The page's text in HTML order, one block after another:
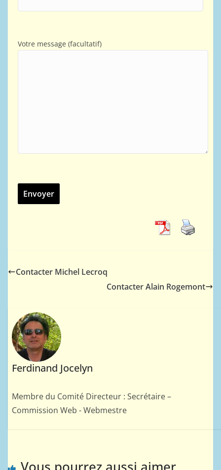
Votre message (facultatif)
Contacter Michel Lecroq
Contacter Alain Rogemont
Ferdinand Jocelyn
Membre du Comité Directeur : Secrétaire –
Commission Web - Webmestre